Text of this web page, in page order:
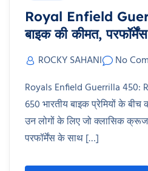
Royal Enfield
बाइक की कीमत,
ROCKY SAHANI
No
Royals Enfield Guerrilla 450:
650 भारतीय बाइक प्रेमियों के
उन लोगों के लिए जो क्लासिक
परफॉर्मेंस के साथ […]